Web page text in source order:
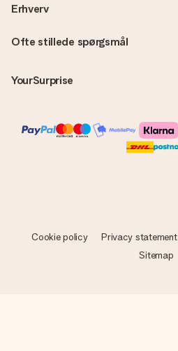
Ofte stillede spørgsmål
YourSurprise
Erhverv
Cookie policy Privacy statement
Sitemap